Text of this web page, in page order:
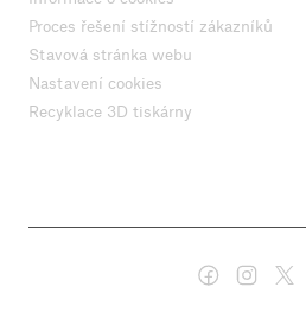
Proces řešení stížností zákazníků
Stavová stránka webu
Nastavení cookies
Recyklace 3D tiskárny